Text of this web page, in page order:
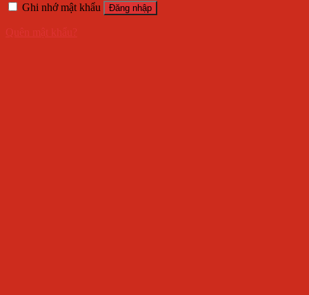
Ghi nhớ mật khẩu Đăng nhập